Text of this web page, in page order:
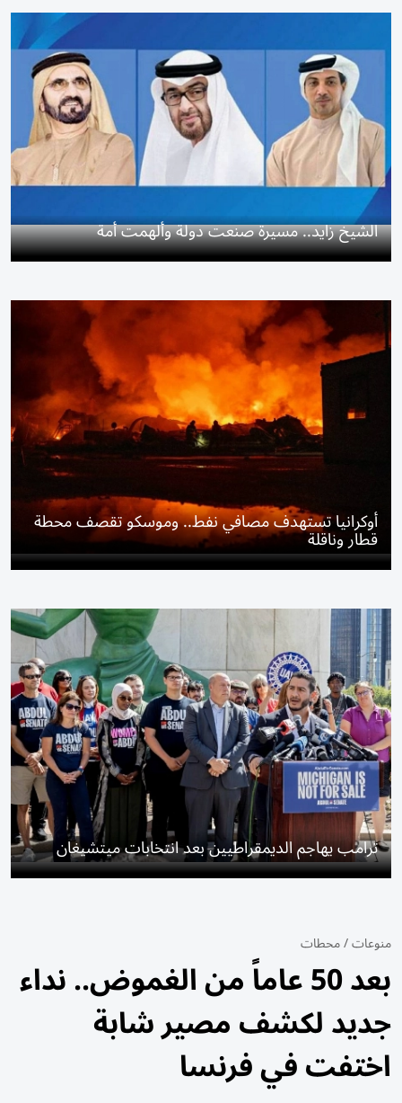
الشيخ زايد.. مسيرة صنعت دولة وألهمت أمة
أوكرانيا تستهدف مصافي نفط.. وموسكو تقصف محطة
قطار وناقلة
ترامب يهاجم الديمقراطيين بعد انتخابات ميتشيغان
منوعات/محطات
بعد 50 عاماً من الغموض.. نداء
جديد لكشف مصير شابة
اختفت في فرنسا